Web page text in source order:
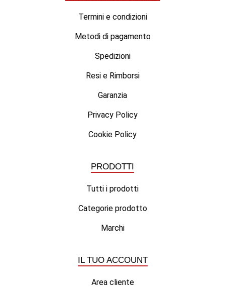
Termini e condizioni
Metodi di pagamento
Spedizioni
Resi e Rimborsi
Garanzia
Privacy Policy
Cookie Policy
PRODOTTI
Tutti i prodotti
Categorie prodotto
Marchi
IL TUO ACCOUNT
Area cliente